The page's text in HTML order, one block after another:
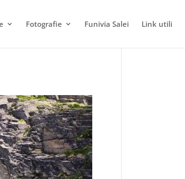
Fotografie Funivia Salei Link utili